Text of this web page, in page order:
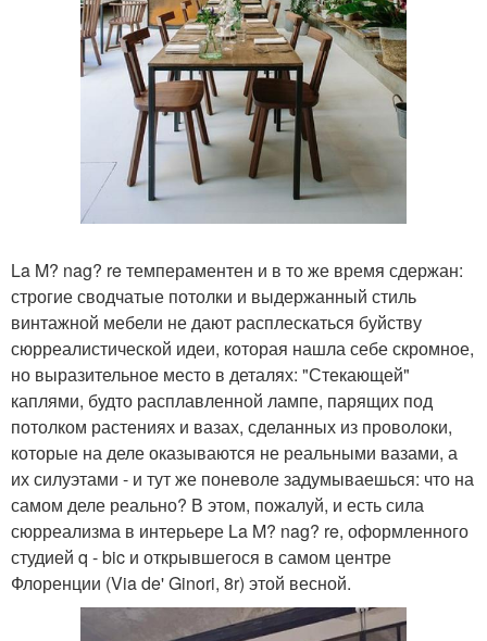
La M? nag? re темпераментен и в то же время сдержан:
строгие сводчатые потолки и выдержанный стиль
винтажной мебели не дают расплескаться буйству
сюрреалистической идеи, которая нашла себе скромное,
но выразительное место в деталях: "Стекающей"
каплями, будто расплавленной лампе, парящих под
потолком растениях и вазах, сделанных из проволоки,
которые на деле оказываются не реальными вазами, а
их силуэтами - и тут же поневоле задумываешься: что на
самом деле реально? В этом, пожалуй, и есть сила
сюрреализма в интерьере La M? nag? re, оформленного
студией q - bic и открывшегося в самом центре
Флоренции (Via de' Ginori, 8r) этой весной.